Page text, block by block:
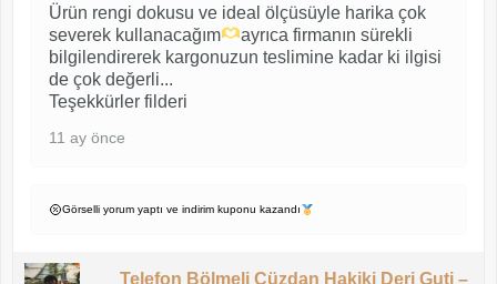
Ürün rengi dokusu ve ideal ölçüsüyle harika çok
severek kullanacağım
ayrıca firmanın sürekli
bilgilendirerek kargonuzun teslimine kadar ki ilgisi
de çok değerli...
Teşekkürler filderi
11 ay önce
Görselli yorum yaptı ve indirim kuponu kazandı
Telefon Bölmeli Cüzdan Hakiki Deri Guti –